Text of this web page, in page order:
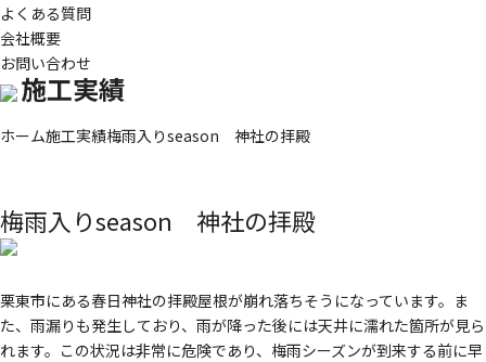
よくある質問
会社概要
お問い合わせ
施工実績
ホーム施工実績梅雨入りseason 神社の拝殿
梅雨入りseason 神社の拝殿
栗東市にある春日神社の拝殿屋根が崩れ落ちそうになっています。ま
た、雨漏りも発生しており、雨が降った後には天井に濡れた箇所が見ら
れます。この状況は非常に危険であり、梅雨シーズンが到来する前に早